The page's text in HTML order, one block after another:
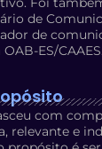
de
de
ES/CAAES.
com
relevante e